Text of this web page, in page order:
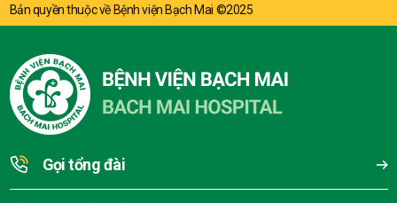
Bản quyền thuộc về Bệnh viện Bạch Mai ©2025
Gọi tổng đài